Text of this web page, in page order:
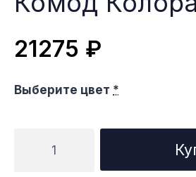
21275 ₽
Выберите цвет *
товара